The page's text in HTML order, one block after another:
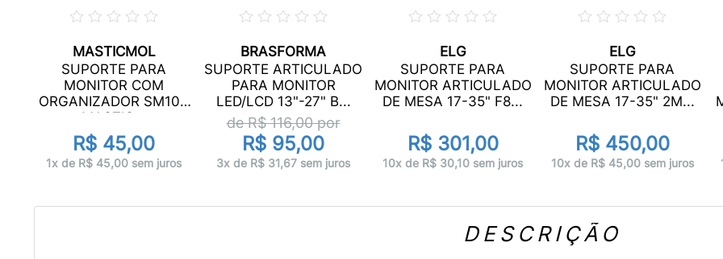
MASTICMOL
SUPORTE PARA
MONITOR COM
ORGANIZADOR SM100
MASTIC...
R$ 45,00
1x de R$ 45,00 sem juros
BRASFORMA
SUPORTE ARTICULADO
PARA MONITOR
LED/LCD 13"-27" B...
de R$116,00por
R$ 95,00
3x de R$ 31,67 sem juros
ELG
SUPORTE PARA
MONITOR ARTICULADO
DE MESA 17-35" F8...
R$ 301,00
10x de R$ 30,10 sem juros
ELG
SUPORTE PARA
MONITOR ARTICULADO
DE MESA 17-35" 2M...
R$ 450,00
10x de R$ 45,00 sem juros
DESCRIÇÃO